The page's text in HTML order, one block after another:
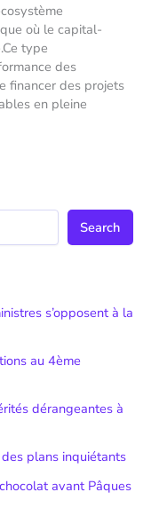
où le capital-
type
des
financer des projets
en pleine
Search
s’opposent à la
au 4ème
dérangeantes à
plans inquiétants
avant Pâques